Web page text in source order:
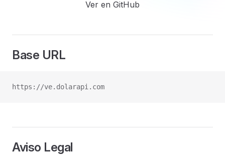
Ver en GitHub
Base URL
https://ve.dolarapi.com
Aviso Legal